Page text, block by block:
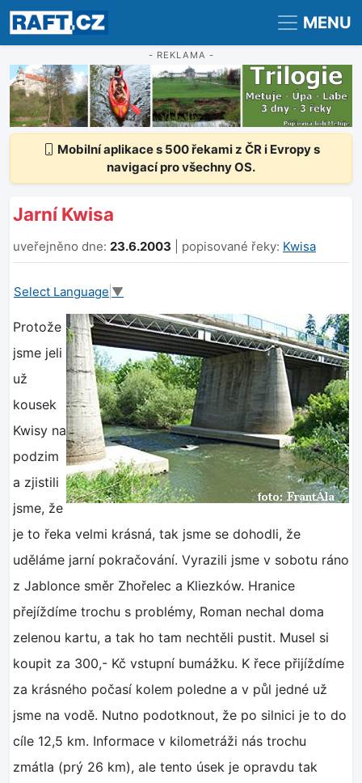
Registrace Přihlášení MENU
- REKLAMA -
Mobilní aplikace s 500 řekami z ČR i Evropy s
navigací pro všechny OS.
Jarní Kwisa
uveřejněno dne: 23.6.2003 | popisované řeky: Kwisa
Select Language ▼
Protože
jsme jeli
už
kousek
Kwisy na
podzim
a zjistili
jsme, že
je to řeka velmi krásná, tak jsme se dohodli, že
uděláme jarní pokračování. Vyrazili jsme v sobotu ráno
z Jablonce směr Zhořelec a Kliezków. Hranice
přejíždíme trochu s problémy, Roman nechal doma
zelenou kartu, a tak ho tam nechtěli pustit. Musel si
koupit za 300,- Kč vstupní bumážku. K řece přijíždíme
za krásného počasí kolem poledne a v půl jedné už
jsme na vodě. Nutno podotknout, že po silnici je to do
cíle 12,5 km. Informace v kilometráži nás trochu
zmátla (prý 26 km), ale tento úsek je opravdu tak